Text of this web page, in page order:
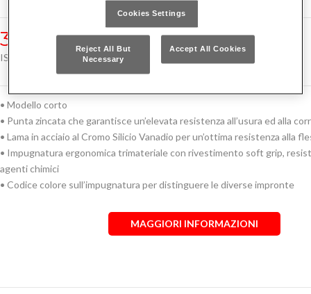
324 NPH
ISO 8764
• Modello corto
• Punta zincata che garantisce un’elevata resistenza all’usura ed alla
• Lama in acciaio al Cromo Silicio Vanadio per un’ottima resistenza alla
• Impugnatura ergonomica trimateriale con rivestimento soft grip,
agenti chimici
• Codice colore sull’impugnatura per distinguere le diverse impronte
MAGGIORI INFORMAZIONI
Cookies Settings
Reject All But
Necessary
Accept All Cookies